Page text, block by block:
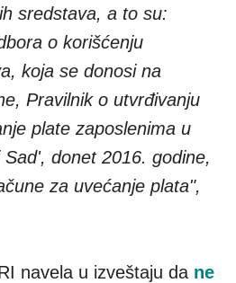
sredstava, a to su:
o korišćenju
koja se donosi na
Pravilnik o utvrđivanju
plate zaposlenima u
donet 2016. godine,
za uvećanje plata",
navela u izveštaju da ne